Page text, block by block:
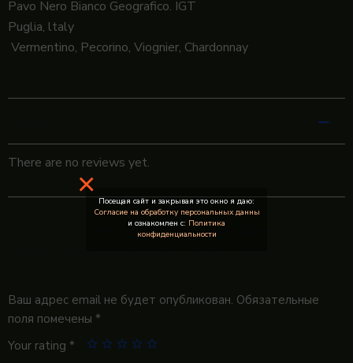
Pavo Nero Bianco Geografico. IGT
Puglia, ltaly
Vermentino, Pecorino, Viognier, Chardonnay
There are no reviews yet.
Be the first to review “Паво Неро Бьянко Джеографико
Ваш адрес email не будет опубликован. Обязательные
поля помечены *
Your rating *
Посещая сайт и закрывая это окно я даю:
Согласие на обработку персональных данны
и ознакомлен с: Политика
конфиденциальности
×